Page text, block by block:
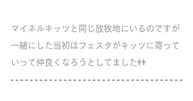
マイネルキッツと同じ放牧地にいるのですが
一緒にした当初はフェスタがキッツに寄って
いって仲良くなろうとしてました👬